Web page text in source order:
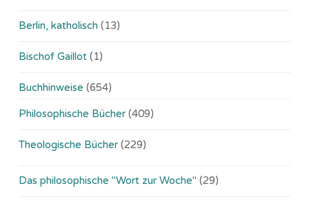
Berlin, katholisch (13)
Bischof Gaillot (1)
Buchhinweise (654)
Philosophische Bücher (409)
Theologische Bücher (229)
Das philosophische "Wort zur Woche" (29)